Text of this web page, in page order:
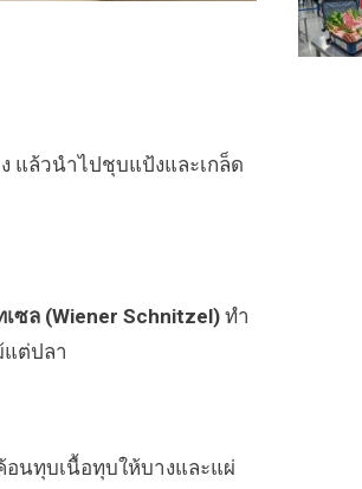
แล้วนำไปชุบแป้งและเกล็ด
ซล (Wiener Schnitzel) ทำ
แต่ปลา
นทุบเนื้อทุบให้บางและแผ่